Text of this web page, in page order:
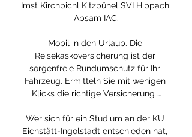
Imst Kirchbichl Kitzbühel SVI Hippach
Absam IAC.
Mobil in den Urlaub. Die
Reisekaskoversicherung ist der
sorgenfreie Rundumschutz für Ihr
Fahrzeug. Ermitteln Sie mit wenigen
Klicks die richtige Versicherung …
Wer sich für ein Studium an der KU
Eichstätt-Ingolstadt entschieden hat,